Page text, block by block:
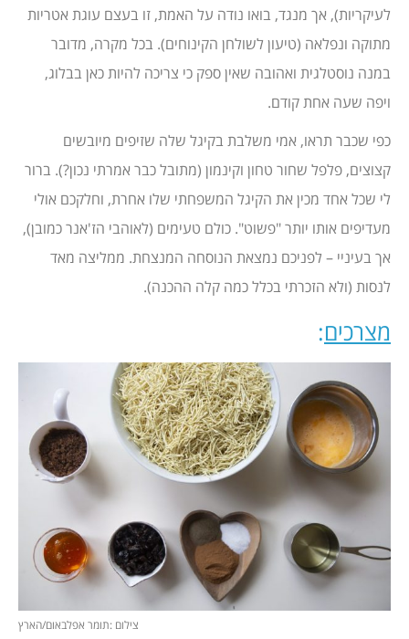
לעיקריות), אך מנגד, בואו נודה על האמת, זו בעצם עוגת אטריות
מתוקה ונפלאה (טיעון לשולחן הקינוחים). בכל מקרה, מדובר
במנה נוסטלגית ואהובה שאין ספק כי צריכה להיות כאן בבלוג,
ויפה שעה אחת קודם.
כפי שכבר תראו, אמי משלבת בקיגל שלה שזיפים מיובשים
קצוצים, פלפל שחור טחון וקינמון (מתובל כבר אמרתי נכון?). ברור
לי שכל אחד מכין את הקיגל המשפחתי שלו אחרת, וחלקכם אולי
מעדיפים אותו יותר "פשוט". כולם טעימים (לאוהבי הז'אנר כמובן),
אך בעיניי – לפניכם נמצאת הנוסחה המנצחת. ממליצה מאד
לנסות (ולא הזכרתי בכלל כמה קלה ההכנה).
מצרכים:
צילום :תומר אפלבאום/הארץ